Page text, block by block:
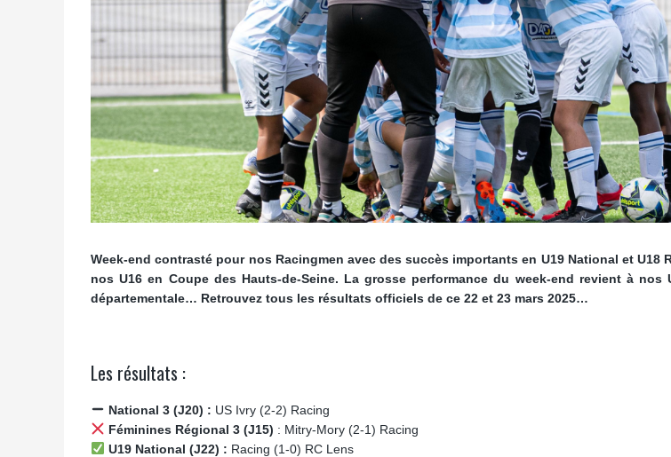
Week-end contrasté pour nos Racingmen avec des succès importants en U19 National et U18
nos U16 en Coupe des Hauts-de-Seine. La grosse performance du week-end revient à nos
départementale… Retrouvez tous les résultats officiels de ce 22 et 23 mars 2025…
Les résultats :
National 3 (J20) : US Ivry (2-2) Racing
Féminines Régional 3 (J15) : Mitry-Mory (2-1) Racing
U19 National (J22) : Racing (1-0) RC Lens